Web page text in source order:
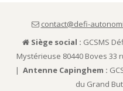
contact@defi-
Siège social : GCSMS
Mystérieuse 80440 Boves 33
| Antenne Capinghem :
du Grand